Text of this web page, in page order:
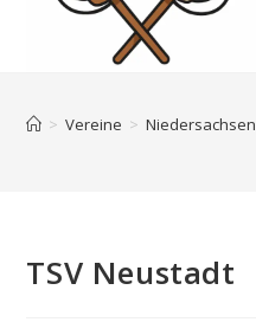
> Vereine > Niedersachsen
TSV Neustadt